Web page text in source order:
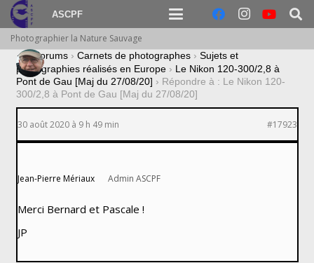
ASCPF
Photographier la Nature Sauvage
› Forums › Carnets de photographes › Sujets et
photographies réalisés en Europe › Le Nikon 120-300/2,8 à
Pont de Gau [Maj du 27/08/20] › Répondre à : Le Nikon 120-
300/2,8 à Pont de Gau [Maj du 27/08/20]
30 août 2020 à 9 h 49 min #17923
Jean-Pierre Mériaux Admin ASCPF
Merci Bernard et Pascale !
JP